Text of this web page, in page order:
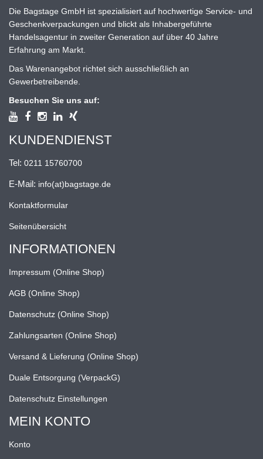
Die Bagstage GmbH ist spezialisiert auf hochwertige Service- und
Geschenkverpackungen und blickt als Inhabergeführte
Handelsagentur in zweiter Generation auf über 40 Jahre
Erfahrung am Markt.
Das Warenangebot richtet sich ausschließlich an
Gewerbetreibende.
Besuchen Sie uns auf:
KUNDENDIENST
Tel: 0211 15760700
E-Mail: info(at)bagstage.de
Kontaktformular
Seitenübersicht
INFORMATIONEN
Impressum (Online Shop)
AGB (Online Shop)
Datenschutz (Online Shop)
Zahlungsarten (Online Shop)
Versand & Lieferung (Online Shop)
Duale Entsorgung (VerpackG)
Datenschutz Einstellungen
MEIN KONTO
Konto